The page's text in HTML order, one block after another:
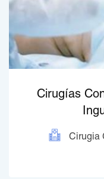
Cirugías
Cirugia